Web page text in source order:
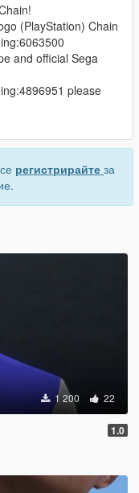
(PlayStation) Chain
and official Sega
please
регистрирайте за
1 200 22
1.0